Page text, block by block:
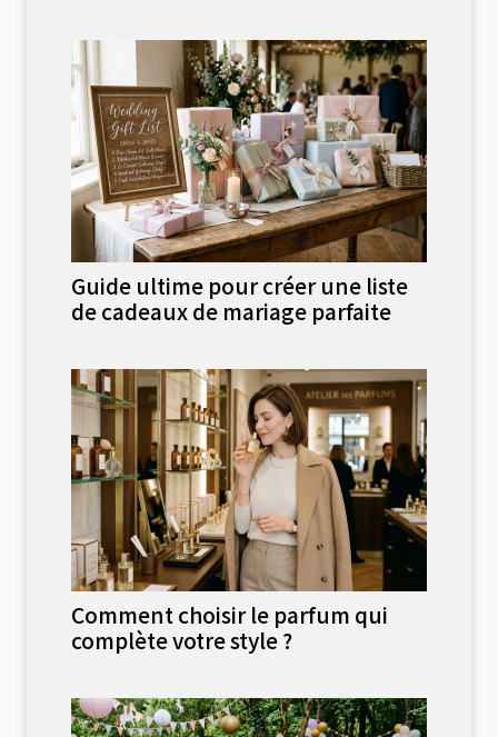
Guide ultime pour créer une liste
de cadeaux de mariage parfaite
Comment choisir le parfum qui
complète votre style ?